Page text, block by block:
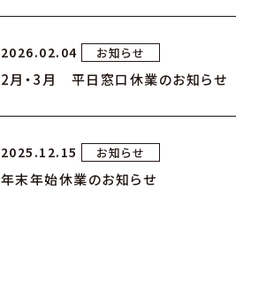
2026.02.04 お知らせ
2月・3月 平日窓口休業のお知らせ
2025.12.15 お知らせ
年末年始休業のお知らせ